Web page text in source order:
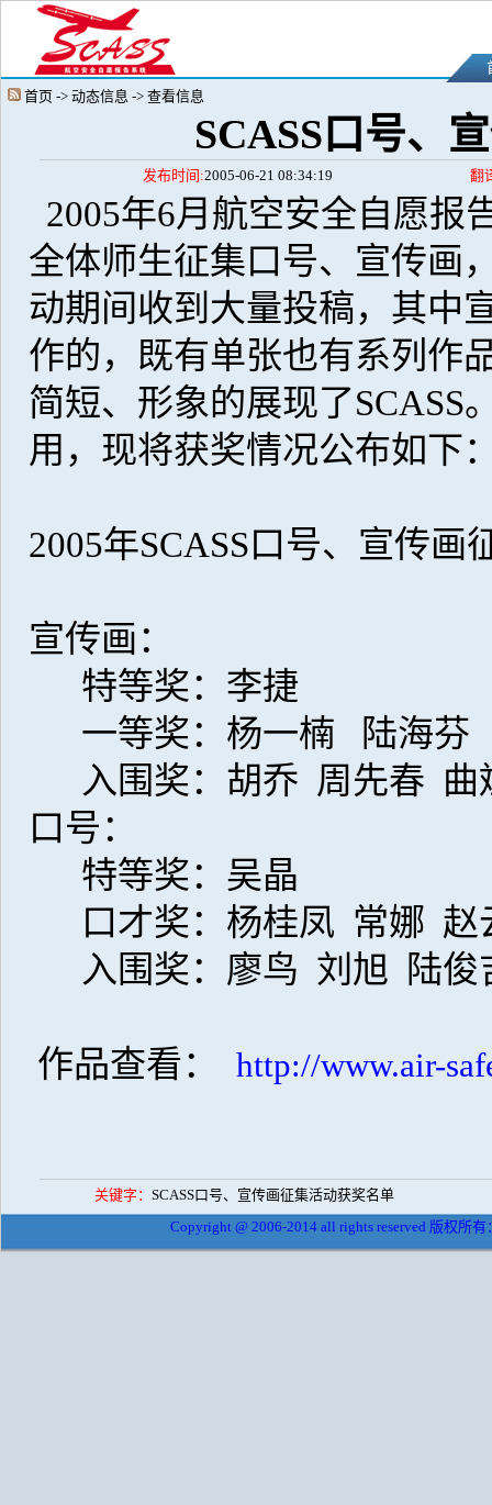
首页 -> 动态信息 -> 查看信息
SCASS口号、
发布时间:2005-06-21 08:34:19 翻
2005年6月航空安全自愿报
全体师生征集口号、宣传画
动期间收到大量投稿，其中
作的，既有单张也有系列作
简短、形象的展现了SCASS
用，现将获奖情况公布如下
2005年SCASS口号、宣传画
宣传画：
特等奖：李捷
一等奖：杨一楠 陆海芬
入围奖：胡乔 周先春 曲
口号：
特等奖：吴晶
口才奖：杨桂凤 常娜 赵
入围奖：廖鸟 刘旭 陆俊
作品查看： http://www.air-
关键字： SCASS口号、宣传画征集活动获奖名单
Copyright @ 2006-2014 all rights reserved 版权所